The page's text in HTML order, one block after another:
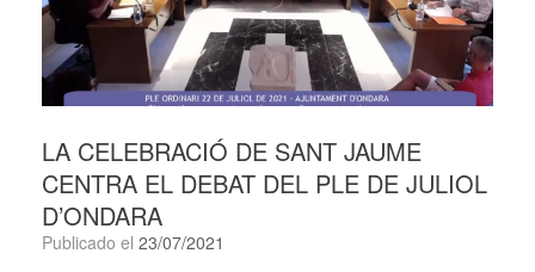
LA CELEBRACIÓ DE SANT JAUME
CENTRA EL DEBAT DEL PLE DE JULIOL
D’ONDARA
Publicado el 23/07/2021